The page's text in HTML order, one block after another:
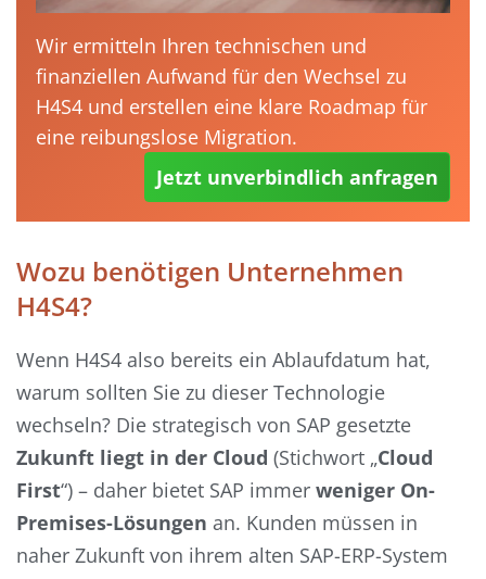
Wir ermitteln Ihren technischen und
finanziellen Aufwand für den Wechsel zu
H4S4 und erstellen eine klare Roadmap für
eine reibungslose Migration.
Jetzt unverbindlich anfragen
Wozu benötigen Unternehmen
H4S4?
Wenn H4S4 also bereits ein Ablaufdatum hat,
warum sollten Sie zu dieser Technologie
wechseln? Die strategisch von SAP gesetzte
Zukunft liegt in der Cloud (Stichwort „Cloud
First“) – daher bietet SAP immer weniger On-
Premises-Lösungen an. Kunden müssen in
naher Zukunft von ihrem alten SAP-ERP-System